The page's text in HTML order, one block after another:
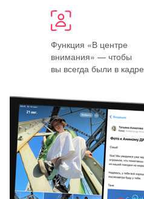
Функция «В центре
внимания» — чтобы
вы всегда были в кадре